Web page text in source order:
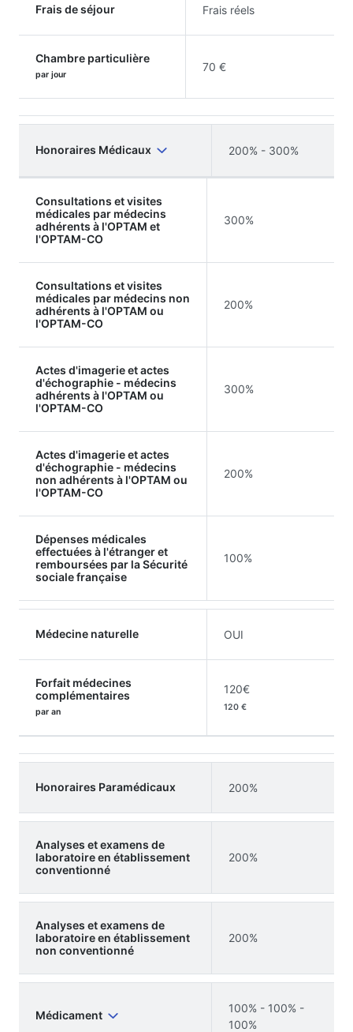
Frais de séjour Frais réels
Chambre particulière
par jour
70 €
Honoraires Médicaux 200% - 300%
Consultations et visites
médicales par médecins
adhérents à l'OPTAM et
l'OPTAM-CO
300%
Consultations et visites
médicales par médecins non
adhérents à l'OPTAM ou
l'OPTAM-CO
200%
Actes d'imagerie et actes
d'échographie - médecins
adhérents à l'OPTAM ou
l'OPTAM-CO
300%
Actes d'imagerie et actes
d'échographie - médecins
non adhérents à l'OPTAM ou
l'OPTAM-CO
200%
Dépenses médicales
effectuées à l'étranger et
remboursées par la Sécurité
sociale française
100%
Médecine naturelle OUI
Forfait médecines
complémentaires
par an
120€
120 €
Honoraires Paramédicaux 200%
Analyses et examens de
laboratoire en établissement
conventionné
200%
Analyses et examens de
laboratoire en établissement
non conventionné
200%
Médicament
100% - 100% -
100%